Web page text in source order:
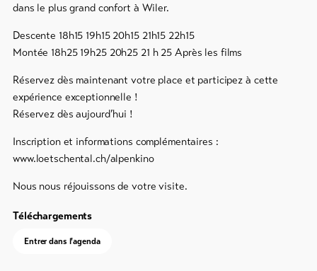
dans le plus grand confort à Wiler.
Descente 18h15 19h15 20h15 21h15 22h15
Montée 18h25 19h25 20h25 21 h 25 Après les films
Réservez dès maintenant votre place et participez à cette
expérience exceptionnelle !
Réservez dès aujourd’hui !
Inscription et informations complémentaires :
www.loetschental.ch/alpenkino
Nous nous réjouissons de votre visite.
Téléchargements
Entrer dans l'agenda